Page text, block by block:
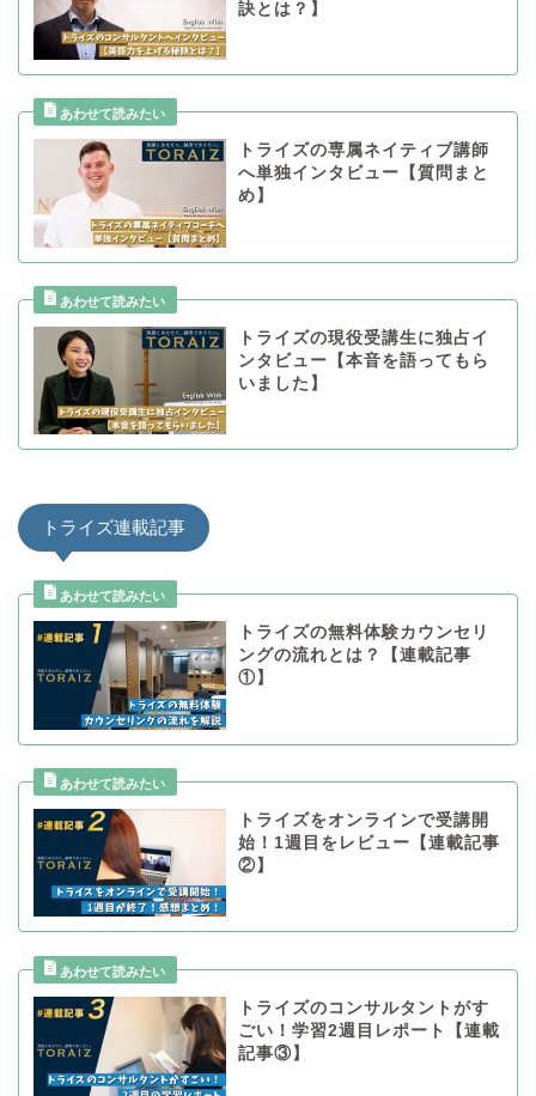
訣とは？】
トライズの専属ネイティブ講師
へ単独インタビュー【質問まと
め】
トライズの現役受講生に独占イ
ンタビュー【本音を語ってもら
いました】
トライズ連載記事
トライズの無料体験カウンセリ
ングの流れとは？【連載記事
①】
トライズをオンラインで受講開
始！1週目をレビュー【連載記事
②】
トライズのコンサルタントがす
ごい！学習2週目レポート【連載
記事③】